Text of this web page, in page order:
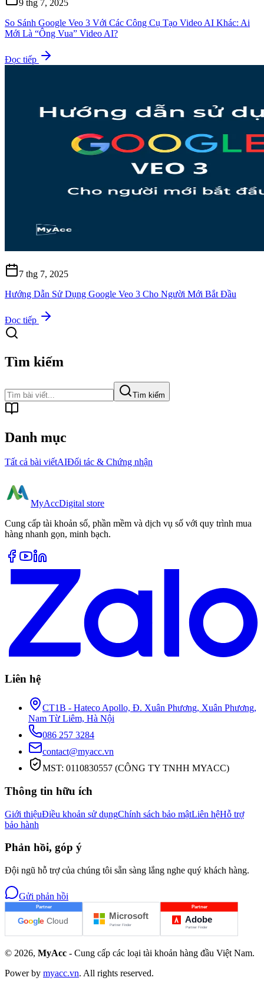
9 thg 7, 2025
So Sánh Google Veo 3 Với Các Công Cụ Tạo Video AI Khác: Ai
Mới Là “Ông Vua” Video AI?
Đọc tiếp
7 thg 7, 2025
Hướng Dẫn Sử Dụng Google Veo 3 Cho Người Mới Bắt Đầu
Đọc tiếp
Tìm kiếm
Tìm kiếm
Danh mục
Tất cả bài viếtAIĐối tác & Chứng nhận
MyAccDigital store
Cung cấp tài khoản số, phần mềm và dịch vụ số với quy trình mua
hàng nhanh gọn, minh bạch.
Liên hệ
CT1B - Hateco Apollo, Đ. Xuân Phương, Xuân Phương,
Nam Từ Liêm, Hà Nội
086 257 3284
contact@myacc.vn
MST: 0110830557 (CÔNG TY TNHH MYACC)
Thông tin hữu ích
Giới thiệuĐiều khoản sử dụngChính sách bảo mậtLiên hệHỗ trợ
bảo hành
Phản hồi, góp ý
Đội ngũ hỗ trợ của chúng tôi sẵn sàng lắng nghe quý khách hàng.
Gửi phản hồi
© 2026, MyAcc - Cung cấp các loại tài khoản hàng đầu Việt Nam.
Power by myacc.vn. All rights reserved.